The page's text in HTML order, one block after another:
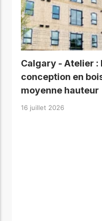
Calgary - Atelier :
conception en
moyenne hauteur
16 juillet 2026